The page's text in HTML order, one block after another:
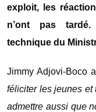
exploit, les
n’ont pas
technique du
Jimmy Adjovi-Boco
féliciter les jeunes et
admettre aussi que